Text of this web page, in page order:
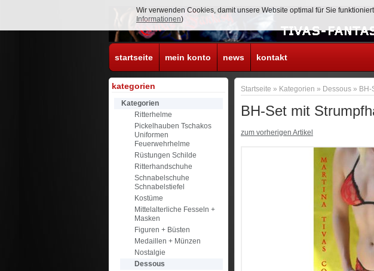
startseite mein konto news kontakt
Startseite » Kategorien » Dessous » BH-
BH-Set mit
zum vorherigen Artikel
kategorien
Kategorien
Ritterhelme
Pickelhauben Tschakos
Uniformen
Feuerwehrhelme
Rüstungen Schilde
Ritterhandschuhe
Schnabelschuhe
Schnabelstiefel
Kostüme
Mittelalterliche Fesseln +
Masken
Figuren + Büsten
Medaillen + Münzen
Nostalgie
Dessous
Wir verwenden Cookies, damit unsere Website optimal für Sie
Informationen)